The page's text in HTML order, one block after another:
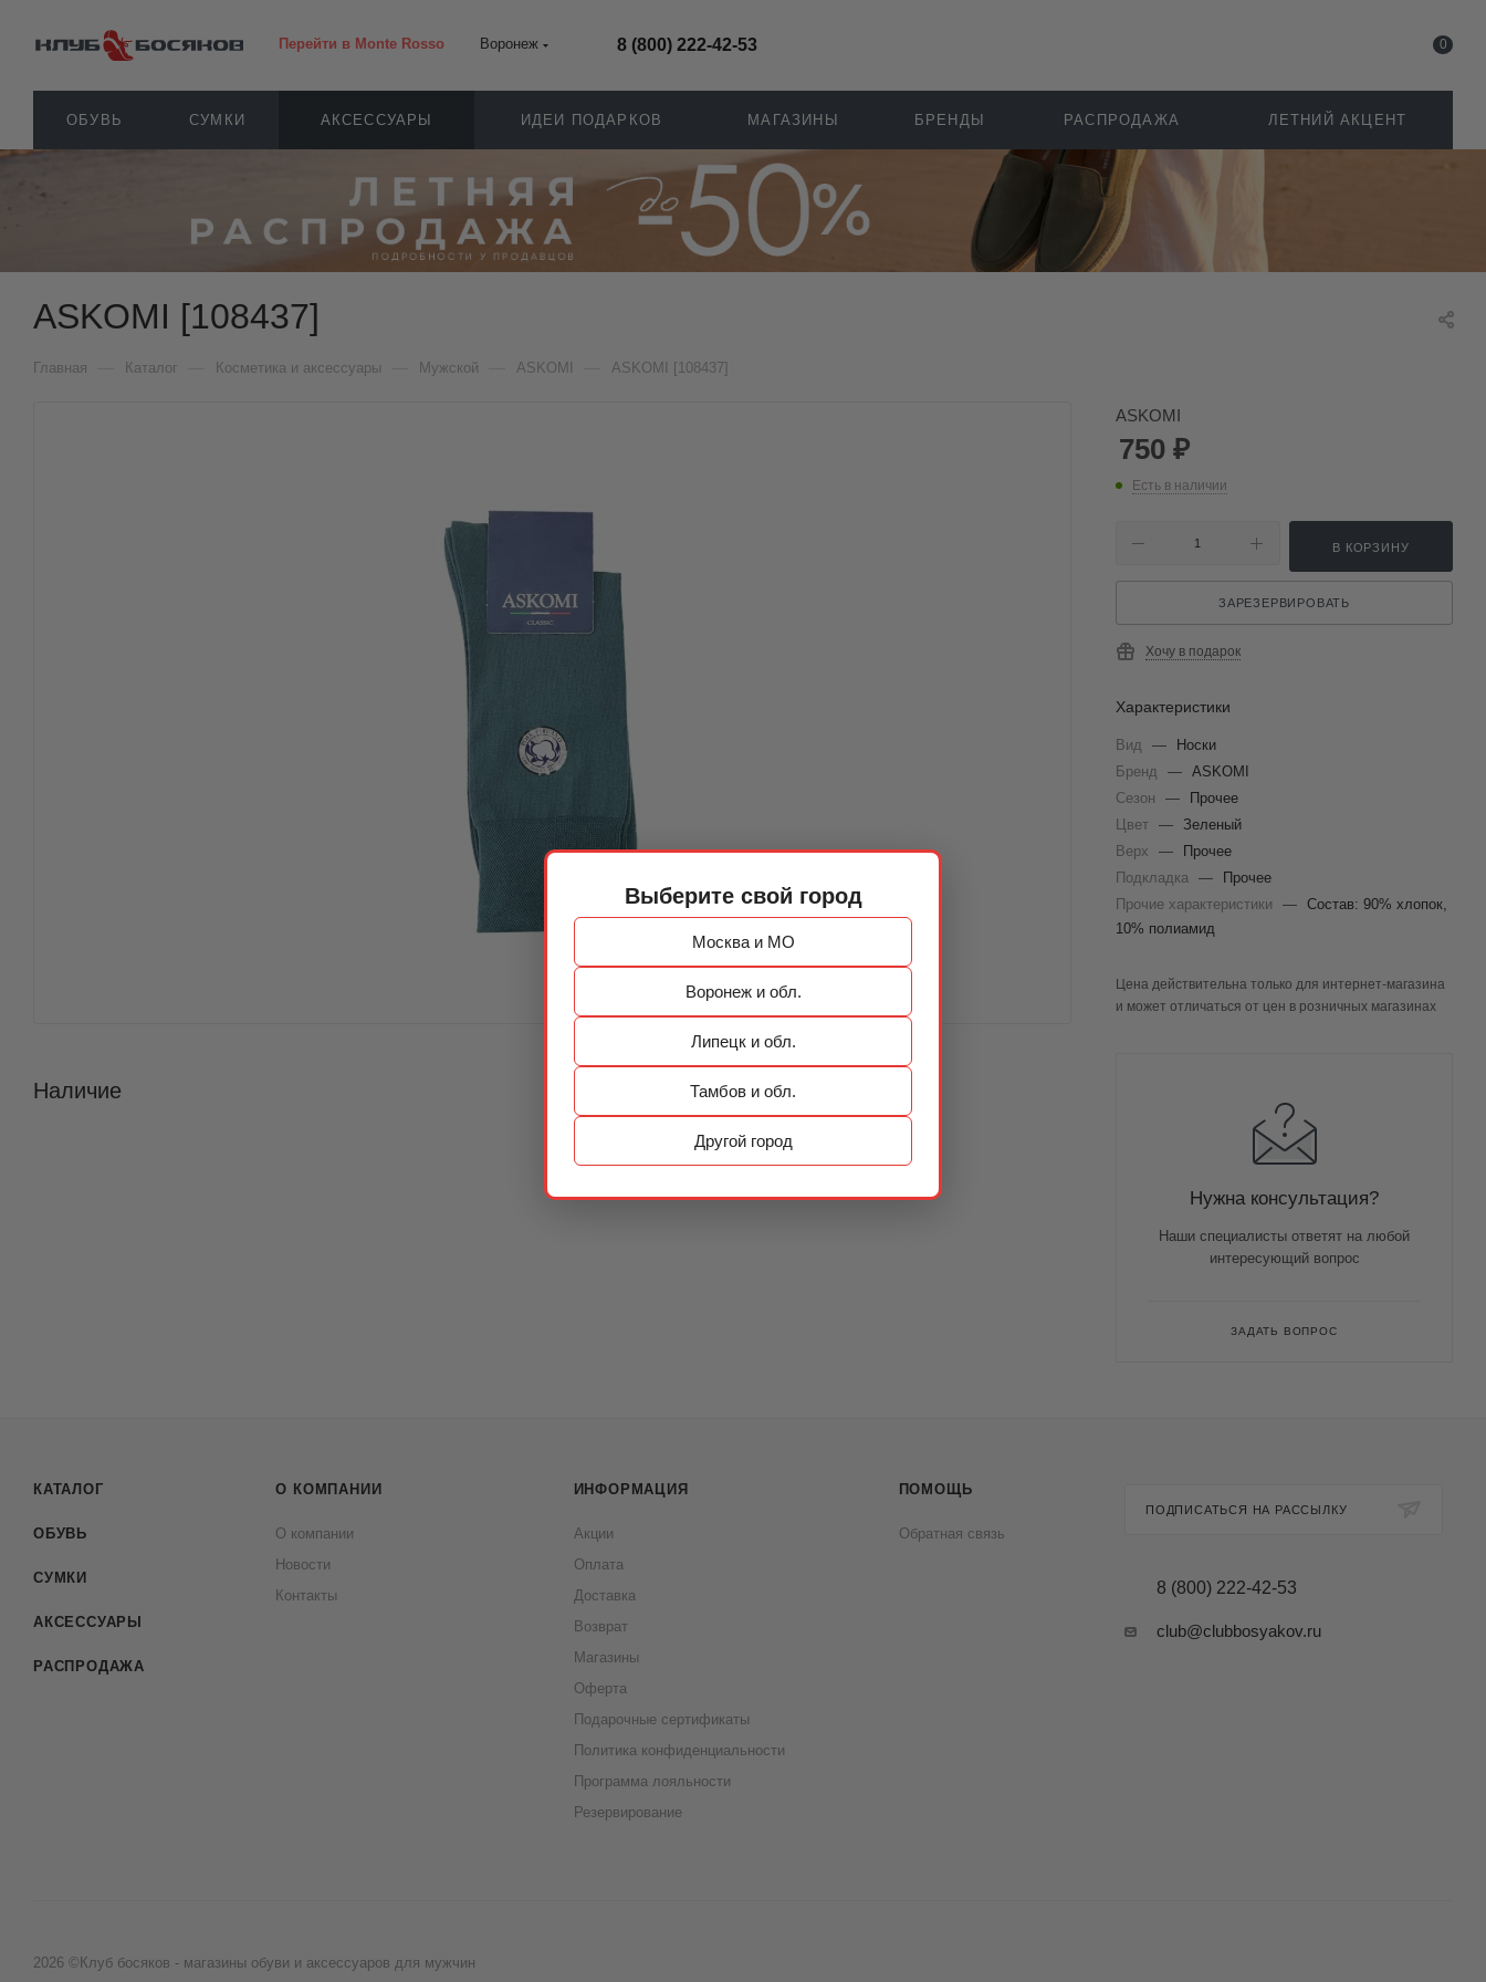
Выберите свой город
Москва и МО
Воронеж и обл.
Липецк и обл.
Тамбов и обл.
Другой город
Перейти в Monte Rosso Воронеж 8 (800) 222-42-53 0
ОБУВЬ СУМКИ АКСЕССУАРЫ ИДЕИ ПОДАРКОВ МАГАЗИНЫ БРЕНДЫ РАСПРОДАЖА ЛЕТНИЙ АКЦЕНТ
ASKOMI [108437]
Главная Каталог Косметика и аксессуары Мужской ASKOMI ASKOMI [108437]
Наличие
ASKOMI
750 ₽
Есть в наличии
В КОРЗИНУ
ЗАРЕЗЕРВИРОВАТЬ
Хочу в подарок
Характеристики
Вид —
Носки
Бренд
— ASKOMI
Сезон
—
Прочее
Цвет — Зеленый
Верх
—
Прочее
Подкладка —
Прочее
Прочие характеристики
— Состав: 90% хлопок,
10% полиамид
Цена действительна только для интернет-магазина
и может отличаться от цен в розничных магазинах
Нужна консультация?
Наши специалисты ответят на любой
интересующий вопрос
ЗАДАТЬ ВОПРОС
КАТАЛОГ
ОБУВЬ
СУМКИ
АКСЕССУАРЫ
РАСПРОДАЖА
О КОМПАНИИ
О компании
Новости
Контакты
ИНФОРМАЦИЯ
Акции
Оплата
Доставка
Возврат
Магазины
Оферта
Подарочные сертификаты
Политика конфиденциальности
Программа лояльности
Резервирование
ПОМОЩЬ
Обратная связь
ПОДПИСАТЬСЯ НА РАССЫЛКУ
8 (800) 222-42-53
club@clubbosyakov.ru
2026 ©Клуб босяков - магазины обуви и аксессуаров для мужчин